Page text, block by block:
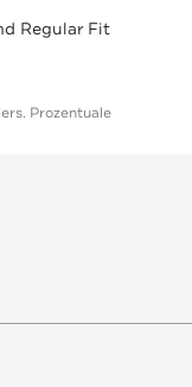
Regular Fit
Prozentuale